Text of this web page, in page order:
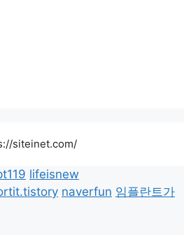
siteinet.com/
lifeisnew
naverfun 임플란트가